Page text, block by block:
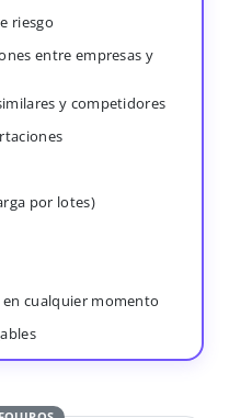
riesgo
entre empresas y
y competidores
por lotes)
en cualquier momento